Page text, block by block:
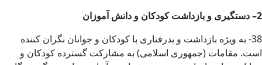
2
–دستگیری و بازداشت کودکان و دانش آموزان
38- به ویژه بازداشت و بدرفتاری با کودکان و جوانان نگران کننده
است. مقامات (جمهوری اسلامی) به مشارکت گسترده کودکان و